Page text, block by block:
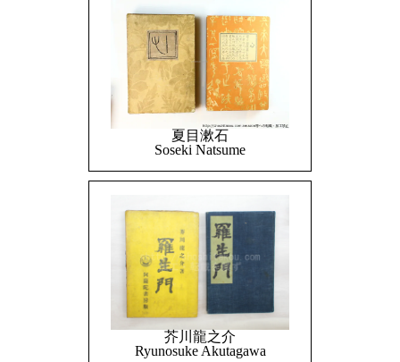
夏目漱石
Soseki Natsume
芥川龍之介
Ryunosuke Akutagawa